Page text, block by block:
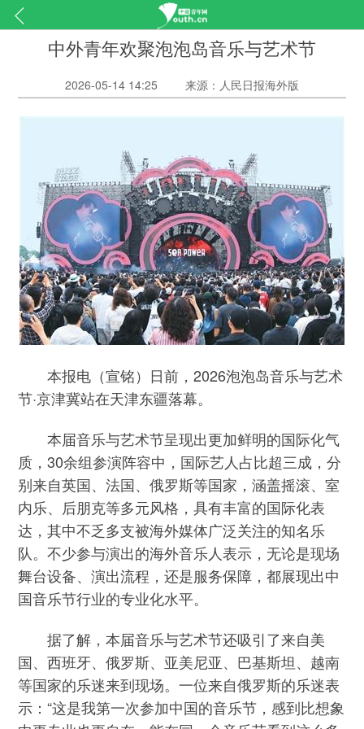
中外青年欢聚泡泡岛音乐与艺术节
2026-05-14 14:25 来源：人民日报海外版
本报电（宣铭）日前，2026泡泡岛音乐与艺术
节·京津冀站在天津东疆落幕。
本届音乐与艺术节呈现出更加鲜明的国际化气
质，30余组参演阵容中，国际艺人占比超三成，分
别来自英国、法国、俄罗斯等国家，涵盖摇滚、室
内乐、后朋克等多元风格，具有丰富的国际化表
达，其中不乏多支被海外媒体广泛关注的知名乐
队。不少参与演出的海外音乐人表示，无论是现场
舞台设备、演出流程，还是服务保障，都展现出中
国音乐节行业的专业化水平。
据了解，本届音乐与艺术节还吸引了来自美
国、西班牙、俄罗斯、亚美尼亚、巴基斯坦、越南
等国家的乐迷来到现场。一位来自俄罗斯的乐迷表
示：“这是我第一次参加中国的音乐节，感到比想象